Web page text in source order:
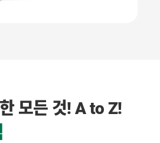
모든 것! A to Z!